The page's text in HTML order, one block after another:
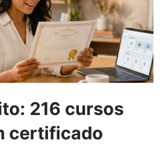
216 cursos
certificado